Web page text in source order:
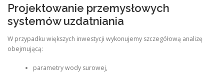
Projektowanie przemysłowych
systemów uzdatniania
W przypadku większych inwestycji wykonujemy szczegółową analizę
obejmującą:
parametry wody surowej,